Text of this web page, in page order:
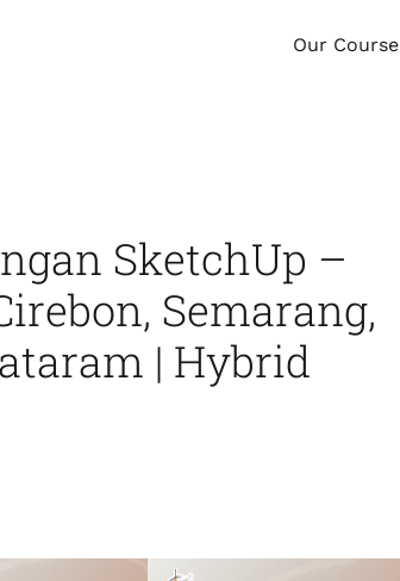
Our Course
SketchUp –
Semarang,
| Hybrid